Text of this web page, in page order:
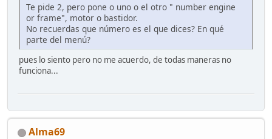
Te pide 2, pero pone o uno o el otro " number engine
or frame", motor o bastidor.
No recuerdas que número es el que dices? En qué
parte del menú?
pues lo siento pero no me acuerdo, de todas maneras no
funciona...
Alma69